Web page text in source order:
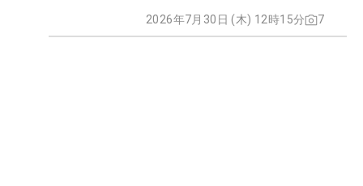
2026年7月30日 (木) 12時15分 7